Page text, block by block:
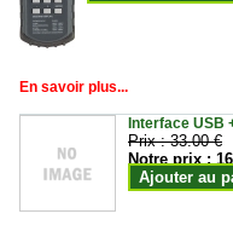
En savoir plus...
Interface USB
Prix :33.00 €
Notre prix :
Ajouter au